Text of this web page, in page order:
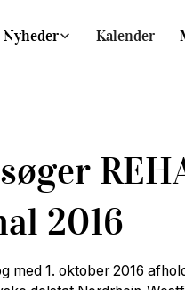
Nyheder Kalender
2016
med 1. oktober 2016